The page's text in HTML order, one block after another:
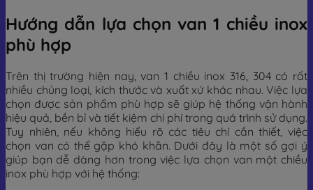
Hướng dẫn lựa chọn van 1 chiều inox
phù hợp
Trên thị trường hiện nay, van 1 chiều inox 316, 304 có rất
nhiều chủng loại, kích thước và xuất xứ khác nhau. Việc lựa
chọn được sản phẩm phù hợp sẽ giúp hệ thống vận hành
hiệu quả, bền bỉ và tiết kiệm chi phí trong quá trình sử dụng.
Tuy nhiên, nếu không hiểu rõ các tiêu chí cần thiết, việc
chọn van có thể gặp khó khăn. Dưới đây là một số gợi ý
giúp bạn dễ dàng hơn trong việc lựa chọn van một chiều
inox phù hợp với hệ thống: